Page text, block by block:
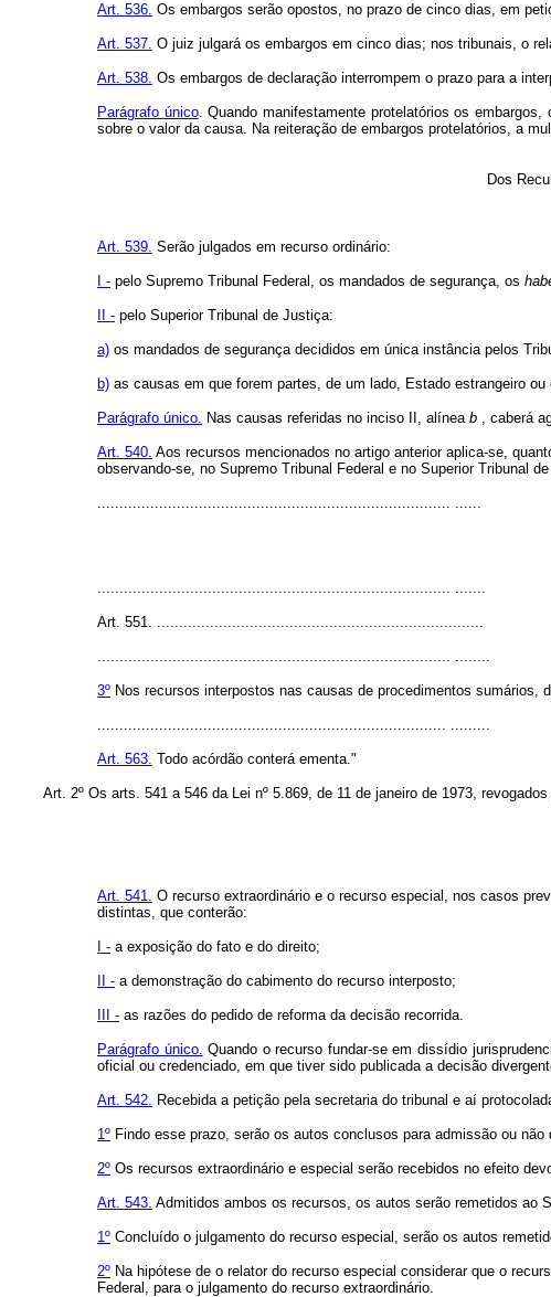
Art. 536. Os embargos serão opostos, no prazo de cinco dias, em
Art. 537. O juiz julgará os embargos em cinco dias; nos tribunais, o
Art. 538. Os embargos de declaração interrompem o prazo para a
Parágrafo único. Quando manifestamente protelatórios os
sobre o valor da causa. Na reiteração de embargos protelatórios, a
Dos
Art. 539. Serão julgados em recurso ordinário:
I - pelo Supremo Tribunal Federal, os mandados de segurança, os
II - pelo Superior Tribunal de Justiça:
a) os mandados de segurança decididos em única instância pelos
b) as causas em que forem partes, de um lado, Estado estrangeiro
Parágrafo único. Nas causas referidas no inciso II, alínea b , caberá
Art. 540. Aos recursos mencionados no artigo anterior aplica-se,
observando-se, no Supremo Tribunal Federal e no Superior Tribunal
................................................................................ ......
................................................................................ .......
Art. 551. ..........................................................................
................................................................................ ........
3º Nos recursos interpostos nas causas de procedimentos sumários,
............................................................................... .........
Art. 563. Todo acórdão conterá ementa."
Art. 2º Os arts. 541 a 546 da Lei nº 5.869, de 11 de janeiro de 1973,
Art. 541. O recurso extraordinário e o recurso especial, nos casos
distintas, que conterão:
I - a exposição do fato e do direito;
II - a demonstração do cabimento do recurso interposto;
III - as razões do pedido de reforma da decisão recorrida.
Parágrafo único. Quando o recurso fundar-se em dissídio
oficial ou credenciado, em que tiver sido publicada a decisão
Art. 542. Recebida a petição pela secretaria do tribunal e aí
1º Findo esse prazo, serão os autos conclusos para admissão ou
2º Os recursos extraordinário e especial serão recebidos no efeito
Art. 543. Admitidos ambos os recursos, os autos serão remetidos ao
1º Concluído o julgamento do recurso especial, serão os autos
2º Na hipótese de o relator do recurso especial considerar que o
Federal, para o julgamento do recurso extraordinário.